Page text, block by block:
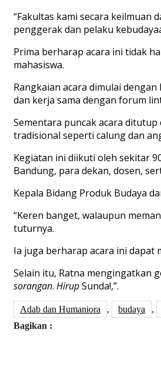
“Fakultas kami secara
penggerak dan pelaku
Prima berharap acara ini tidak
mahasiswa.
Rangkaian acara dimulai
dan kerja sama dengan forum
Sementara puncak acara
tradisional seperti calung dan
Kegiatan ini diikuti oleh sekitar
Bandung, para dekan, dosen,
Kepala Bidang Produk Budaya
“Keren banget, walaupun
tuturnya.
Ia juga berharap acara ini dapat
Selain itu, Ratna mengingatkan
sorangan. HirupSunda!,”.
Adab dan Humaniora , budaya ,
Bagikan :